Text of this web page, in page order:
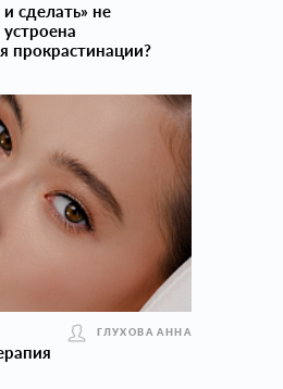
сделать» не
прокраcтинации?
ГЛУХОВА АННА